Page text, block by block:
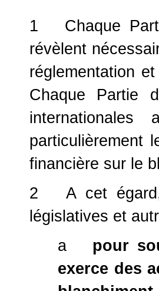
1 Chaque
révèlent
réglementation
Chaque Partie
particulièrement
financière sur le
2 A cet égard,
législatives et
a pour
exerce des